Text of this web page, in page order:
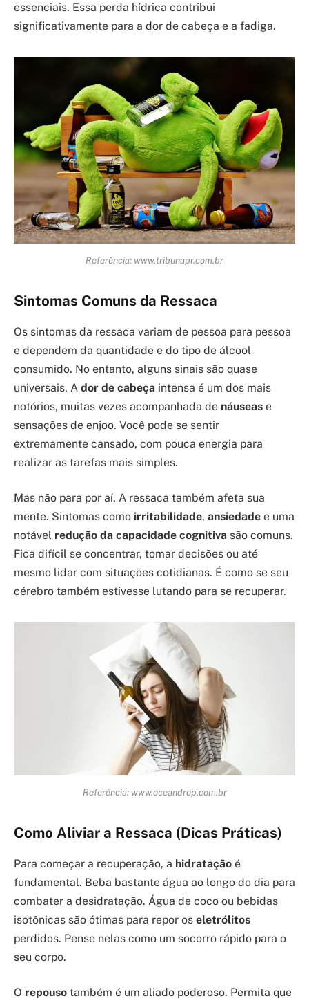
essenciais. Essa perda hídrica contribui
significativamente para a dor de cabeça e a fadiga.
Referência: www.tribunapr.com.br
Sintomas Comuns da Ressaca
Os sintomas da ressaca variam de pessoa para pessoa
e dependem da quantidade e do tipo de álcool
consumido. No entanto, alguns sinais são quase
universais. A dor de cabeça intensa é um dos mais
notórios, muitas vezes acompanhada de náuseas e
sensações de enjoo. Você pode se sentir
extremamente cansado, com pouca energia para
realizar as tarefas mais simples.
Mas não para por aí. A ressaca também afeta sua
mente. Sintomas como irritabilidade, ansiedade e uma
notável redução da capacidade cognitiva são comuns.
Fica difícil se concentrar, tomar decisões ou até
mesmo lidar com situações cotidianas. É como se seu
cérebro também estivesse lutando para se recuperar.
Referência: www.oceandrop.com.br
Como Aliviar a Ressaca (Dicas Práticas)
Para começar a recuperação, a hidratação é
fundamental. Beba bastante água ao longo do dia para
combater a desidratação. Água de coco ou bebidas
isotônicas são ótimas para repor os eletrólitos
perdidos. Pense nelas como um socorro rápido para o
seu corpo.
O repouso também é um aliado poderoso. Permita que